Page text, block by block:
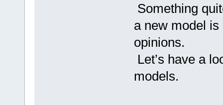
Something
a new model
opinions.
Let’s have a
models.